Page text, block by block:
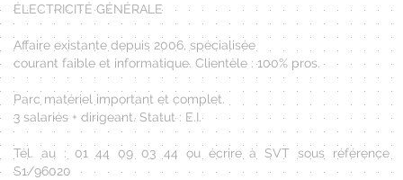
ÉLECTRICITÉ GÉNÉRALE
Affaire existante depuis 2006, spécialisée
courant faible et informatique. Clientèle : 100% pros.
Parc matériel important et complet.
3 salariés + dirigeant. Statut : E.I.
Tél. au : 01 44 09 03 44 ou écrire à SVT sous référence
S1/96020